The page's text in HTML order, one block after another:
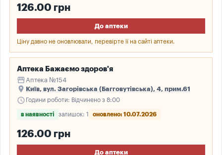
126.00 грн
До аптеки
Ціну давно не оновлювали, перевірте її на сайті аптеки.
Аптека Бажаємо здоров'я
storefront Аптека №154
place Київ, вул. Загорівська (Багговутівська), 4, прим.61
schedule Години роботи: Відчинено з 8:00
в наявності залишок: 1 оновлено: 10.07.2026
126.00 грн
До аптеки